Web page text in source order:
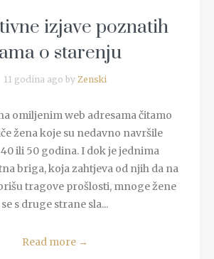
izjave poznatih
o starenju
11 godina ago by Zenski
omiljenim web adresama čitamo
žena koje su nedavno navršile
ili 50 godina. I dok je jednima
briga, koja zahtjeva od njih da na
tragove prošlosti, mnoge žene
se s druge strane sla...
Read more →